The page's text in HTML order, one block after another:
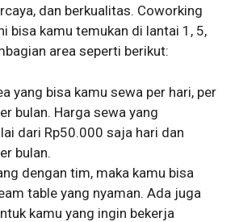
dan berkualitas. Coworking
bisa kamu temukan di lantai 1, 5,
area seperti berikut:
yang bisa kamu sewa per hari, per
bulan. Harga sewa yang
dari Rp50.000 saja hari dan
bulan.
dengan tim, maka kamu bisa
table yang nyaman. Ada juga
kamu yang ingin bekerja